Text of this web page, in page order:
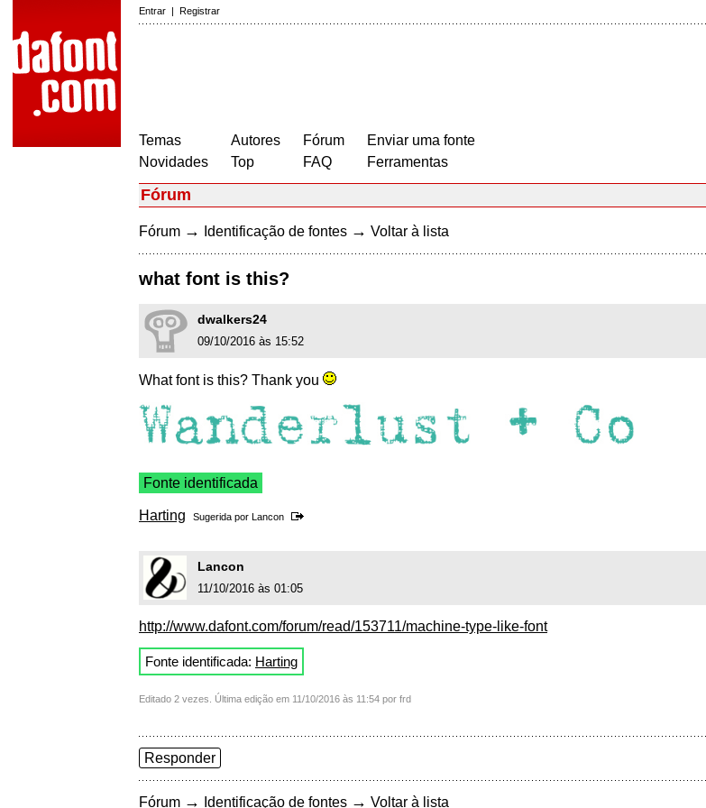
Entrar | Registrar
Temas
Novidades
Autores
Top
Fórum
FAQ
Enviar uma fonte
Ferramentas
Fórum
Fórum → Identificação de fontes → Voltar à lista
what font is this?
dwalkers24
09/10/2016 às 15:52
What font is this? Thank you
Fonte identificada
Harting Sugerida por Lancon
Lancon
11/10/2016 às 01:05
http://www.dafont.com/forum/read/153711/machine-type-like-font
Fonte identificada: Harting
Editado 2 vezes. Última edição em 11/10/2016 às 11:54 por frd
Responder
Fórum → Identificação de fontes → Voltar à lista